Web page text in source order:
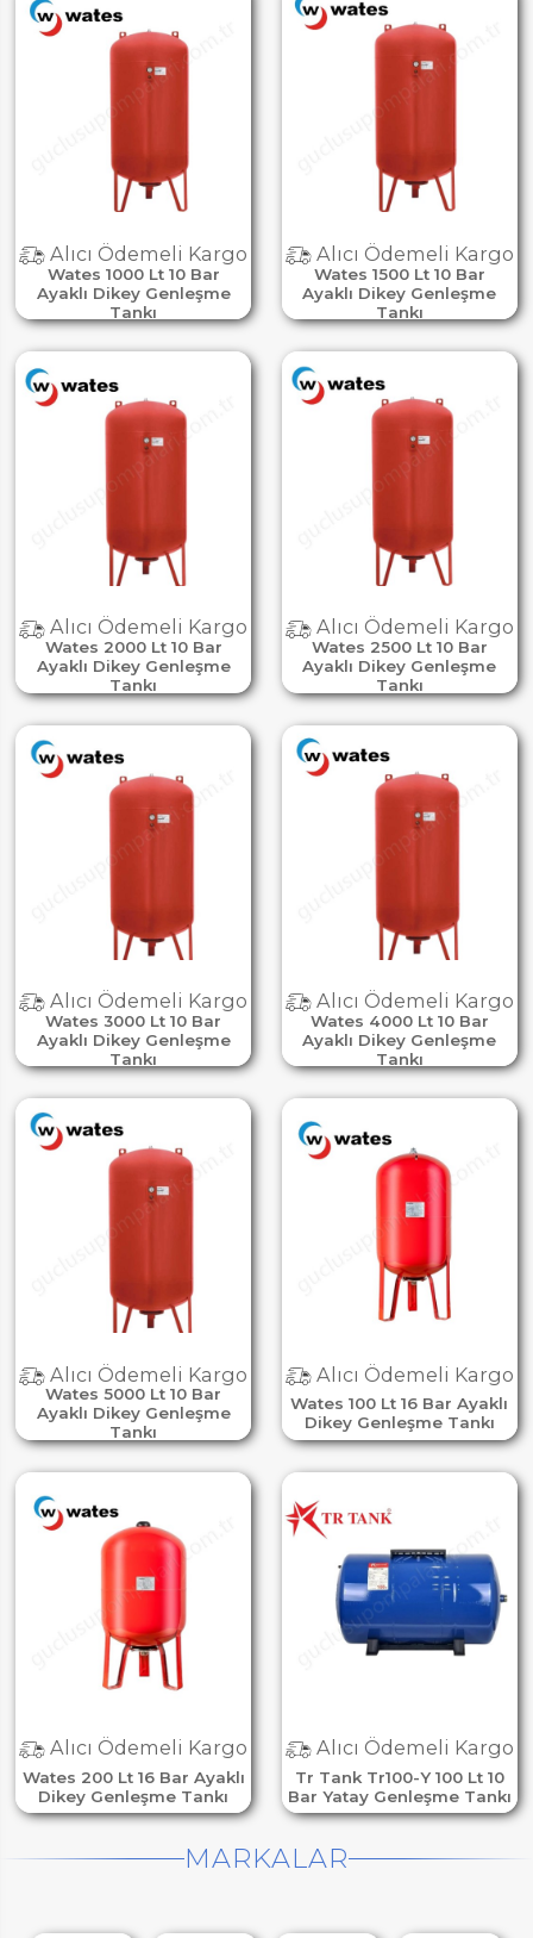
Wates 1000 Lt 10 Bar
Ayaklı Dikey Genleşme
Tankı
Alıcı Ödemeli Kargo
Wates 1500 Lt 10 Bar
Ayaklı Dikey Genleşme
Tankı
Alıcı Ödemeli Kargo
Wates 2000 Lt 10 Bar
Ayaklı Dikey Genleşme
Tankı
Alıcı Ödemeli Kargo
Wates 2500 Lt 10 Bar
Ayaklı Dikey Genleşme
Tankı
Alıcı Ödemeli Kargo
Wates 3000 Lt 10 Bar
Ayaklı Dikey Genleşme
Tankı
Alıcı Ödemeli Kargo
Wates 4000 Lt 10 Bar
Ayaklı Dikey Genleşme
Tankı
Alıcı Ödemeli Kargo
Wates 5000 Lt 10 Bar
Ayaklı Dikey Genleşme
Tankı
Alıcı Ödemeli Kargo
Wates 100 Lt 16 Bar Ayaklı
Dikey Genleşme Tankı
Alıcı Ödemeli Kargo
Wates 200 Lt 16 Bar Ayaklı
Dikey Genleşme Tankı
Alıcı Ödemeli Kargo
Tr Tank Tr100-Y 100 Lt 10
Bar Yatay Genleşme Tankı
Alıcı Ödemeli Kargo
MARKALAR